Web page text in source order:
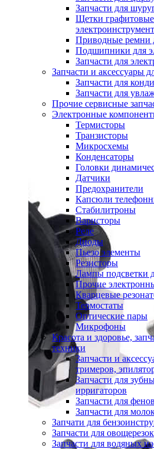
Запчасти для
Щетки
Приводные ремни
Подшипники для
Запчасти для
Запчасти и аксессуары
Запчасти для
Запчасти для
Прочие сервисные
Электронные
Термисторы
Транзисторы
Микросхемы
Конденсаторы
Головки
Датчики
Предохранители
Капсюли
Стабилитроны
Варисторы
Реле
Диоды
Пьезо элементы
Резисторы
Лампы подсветки
Прочие
Кварцевые
Термостаты
Оптические пары
Микрофоны
Красота и здоровье,
техники
Запчасти и
тримеров,
Запчасти для
ирригаторов
Запчасти для
Запчасти для
Запчати для
Запчасти для овощерезок
Запчасти для водяных